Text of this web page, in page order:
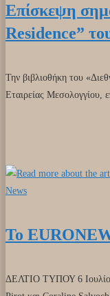
Επίσκεψη
Residence”
Την βιβλιοθήκη του
Εταιρείας Μεσολογγίου,
News
Το
ΔΕΛΤΙΟ ΤΥΠΟΥ 6